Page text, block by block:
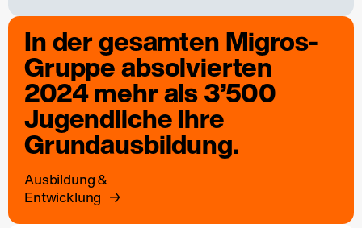
In der gesamten Migros-
Gruppe absolvierten
2024 mehr als 3’500
Jugendliche ihre
Grundausbildung.
Ausbildung &
Entwicklung